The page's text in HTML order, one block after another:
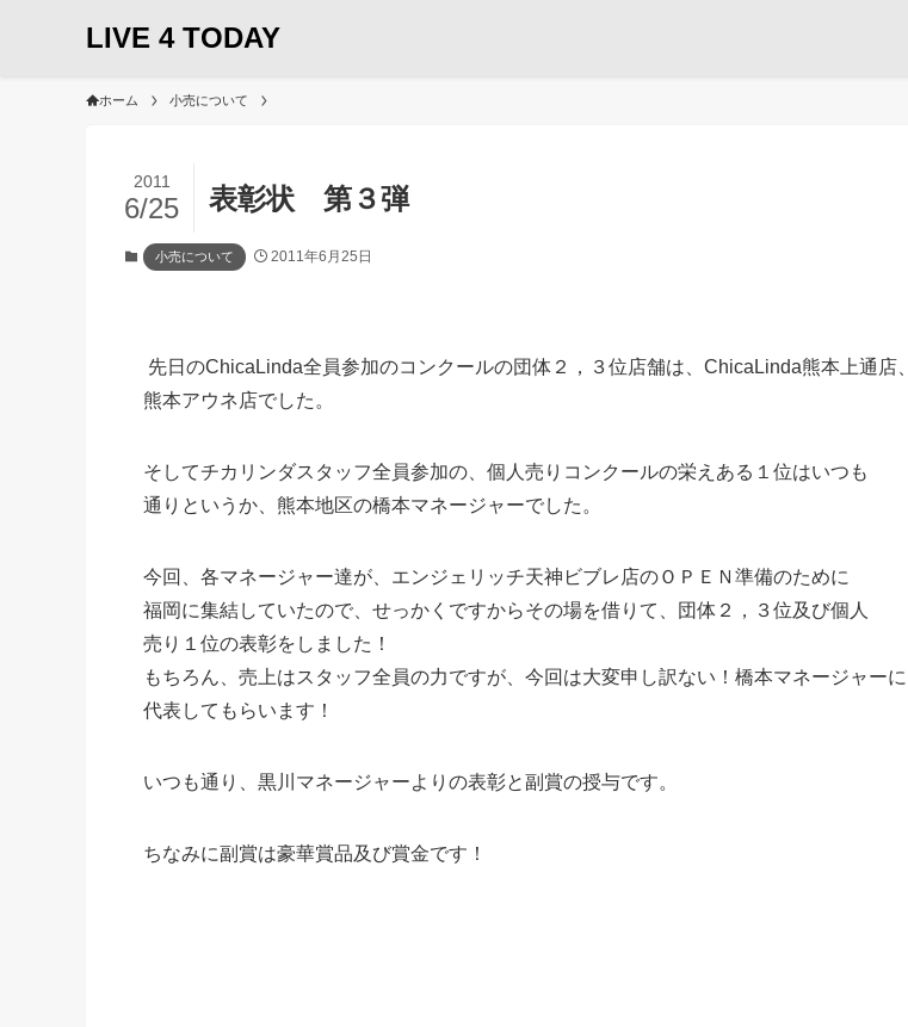
LIVE 4 TODAY
ホーム 小売について
表彰状 第３弾
2011
6/25
小売について 2011年6月25日
先日のChicaLinda全員参加のコンクールの団体２，３位店舗は、ChicaLinda熊本上通店、
熊本アウネ店でした。
そしてチカリンダスタッフ全員参加の、個人売りコンクールの栄えある１位はいつも
通りというか、熊本地区の橋本マネージャーでした。
今回、各マネージャー達が、エンジェリッチ天神ビブレ店のＯＰＥＮ準備のために
福岡に集結していたので、せっかくですからその場を借りて、団体２，３位及び個人
売り１位の表彰をしました！
もちろん、売上はスタッフ全員の力ですが、今回は大変申し訳ない！橋本マネージャーに
代表してもらいます！
いつも通り、黒川マネージャーよりの表彰と副賞の授与です。
ちなみに副賞は豪華賞品及び賞金です！